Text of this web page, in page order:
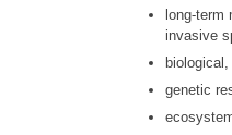
long-
invasive
genetic